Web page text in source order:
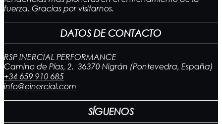
fuerza. Gracias por visitarnos.
DATOS DE CONTACTO
RSP INERCIAL PERFORMANCE
Camino de Pías, 2. 36370 Nigrán (Pontevedra, España)
+34 659 910 685
info@einercial.com
SÍGUENOS